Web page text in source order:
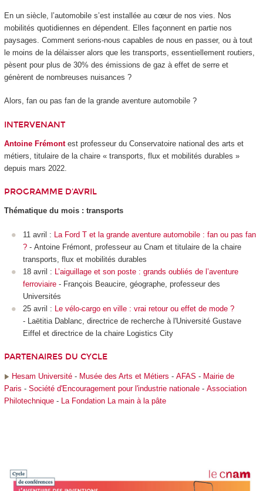
En un siècle, l’automobile s’est installée au cœur de nos vies. Nos
mobilités quotidiennes en dépendent. Elles façonnent en partie nos
paysages. Comment serions-nous capables de nous en passer, ou à tout
le moins de la délaisser alors que les transports, essentiellement routiers,
pèsent pour plus de 30% des émissions de gaz à effet de serre et
génèrent de nombreuses nuisances ?
Alors, fan ou pas fan de la grande aventure automobile ?
INTERVENANT
Antoine Frémontest professeur du Conservatoire national des arts et
métiers, titulaire de la chaire « transports, flux et mobilités durables »
depuis mars 2022.
PROGRAMME D'AVRIL
Thématique du mois : transports
11 avril :
La Ford T et la grande aventure automobile : fan ou pas fan
? - Antoine Frémont, professeur au Cnam et titulaire de la chaire
transports, flux et mobilités durables
18 avril :
L’aiguillage et son poste : grands oubliés de l’aventure
ferroviaire - François Beaucire, géographe, professeur des
Universités
25 avril :
Le vélo-cargo en ville : vrai retour ou effet de mode ?
- Laëtitia Dablanc, directrice de recherche à l'Université Gustave
Eiffel et directrice de la chaire Logistics City
PARTENAIRES DU CYCLE
Hesam Université- Musée des Arts et Métiers - AFAS - Mairie de
Paris - Société d'Encouragement pour l'industrie nationale- Association
Philotechnique- La Fondation La main à la pâte